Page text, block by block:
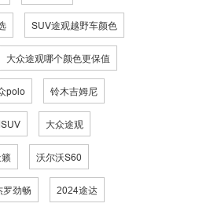
SUV途观越野车颜色
大众途观哪个颜色更保值
polo 铃木吉姆尼
大众途观
籁 沃尔沃S60
罗劲畅 2024途达